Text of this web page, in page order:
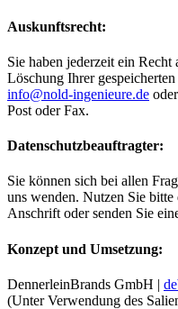
Auskunftsrecht:
Sie haben jederzeit ein
Löschung Ihrer
info@nold-ingenieure.de
Post oder Fax.
Datenschutzbeauftragter:
Sie können sich bei allen
uns wenden. Nutzen Sie bitte
Anschrift oder senden Sie
Konzept und Umsetzung:
DennerleinBrands GmbH |
(Unter Verwendung des